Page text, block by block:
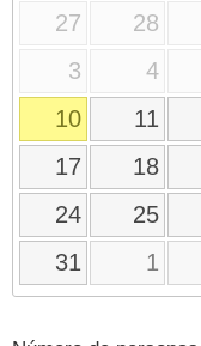
27 28
3
4
10
11
17
18
24
25
31
1